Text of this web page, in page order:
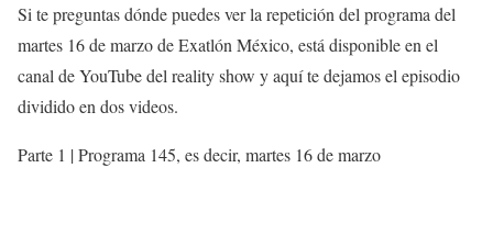
Si te preguntas dónde puedes ver la repetición del programa del
martes 16 de marzo de Exatlón México, está disponible en el
canal de YouTube del reality show y aquí te dejamos el episodio
dividido en dos videos.
Parte 1 | Programa 145, es decir, martes 16 de marzo